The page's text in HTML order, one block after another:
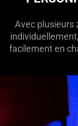
Avec plusieurs
facilement en